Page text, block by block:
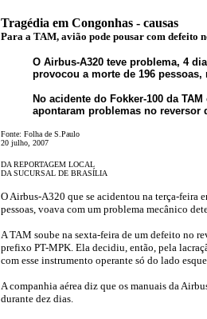
Tragédia em Congonhas - causas
Para a TAM, avião pode pousar com defeito
O Airbus-A320 teve problema, 4
provocou a morte de 196
No acidente do Fokker-100 da
apontaram problemas no
Fonte: Folha de S.Paulo
20 julho, 2007
DA REPORTAGEM LOCAL
DA SUCURSAL DE BRASÍLIA
O Airbus-A320 que se acidentou na terça-feira
pessoas, voava com um problema mecânico
A TAM soube na sexta-feira de um defeito no
prefixo PT-MPK. Ela decidiu, então, pela
com esse instrumento operante só do lado
A companhia aérea diz que os manuais da
durante dez dias.